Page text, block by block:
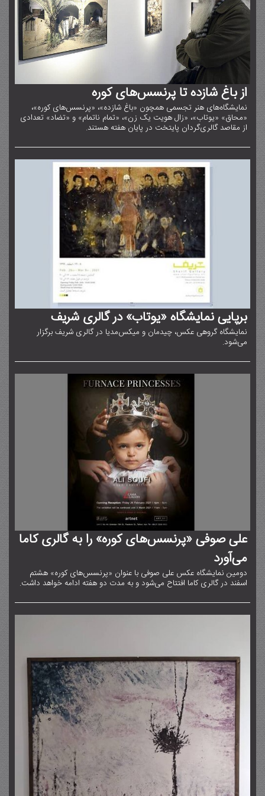
از باغ شازده تا پرنسس‌های کوره
نمایشگاه‌های هنر تجسمی همچون «باغ شازده»، «پرنسس‌های کوره»،
«محاق» «یوتاب»، «زال هویت یک زن»، «تمام ناتمام» و «تضاد» تعدادی
از مقاصد گالری‌گردان پایتخت در پایان هفته هستند.
برپایی نمایشگاه «یوتاب» در گالری شریف
نمایشگاه گروهی عکس، چیدمان و میکس‌مدیا در گالری شریف برگزار
می‌شود.
علی صوفی «پرنسس‌های کوره» را به گالری کاما
می‌آورد
دومین نمایشگاه عکس علی صوفی با عنوان «پرنسس‌های کوره» هشتم
اسفند در گالری کاما افتتاح می‌شود و به مدت دو هفته ادامه خواهد داشت.